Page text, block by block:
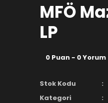
MFÖ
LP
0 Puan - 0 Yorum
Stok Kodu
Kategori